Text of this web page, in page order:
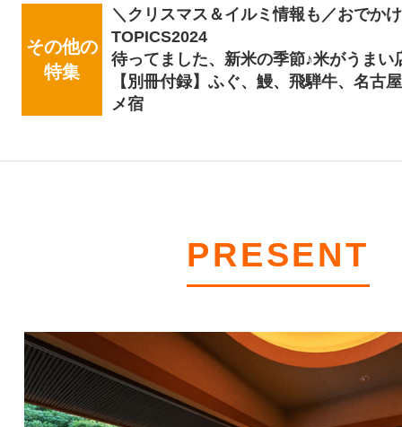
その他の
特集
＼クリスマス＆イルミ情報も／おでか
TOPICS2024
待ってました、新米の季節♪米がうまい
【別冊付録】ふぐ、鰻、飛騨牛、名古
メ宿
PRESENT